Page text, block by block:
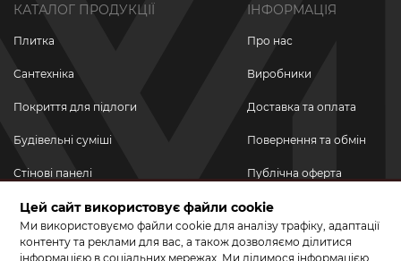
КАТАЛОГ ПРОДУКЦІЇ
Плитка
Сантехніка
Покриття для підлоги
Будівельні суміші
Стінові панелі
Новинки
Акційні товари
ІНФОРМАЦІЯ
Про нас
Виробники
Доставка та оплата
Повернення та обмін
Публічна оферта
Політика
конфіденційності
Цей сайт використовує файли cookie
Ми використовуємо файли cookie для аналізу трафіку, адаптації
контенту та реклами для вас, а також дозволяємо ділитися
інформацією в соціальних мережах. Ми ділимося інформацією